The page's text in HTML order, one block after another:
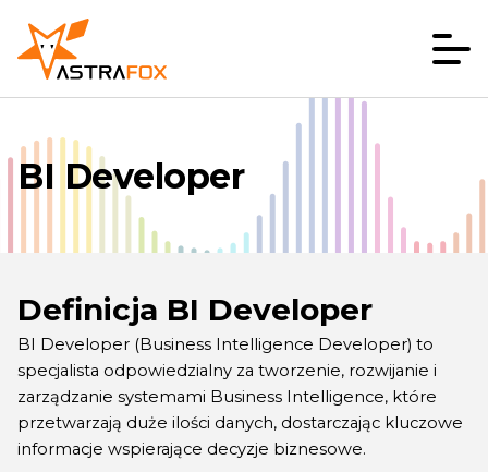
BI Developer
Definicja BI Developer
BI Developer (Business Intelligence Developer) to
specjalista odpowiedzialny za tworzenie, rozwijanie i
zarządzanie systemami Business Intelligence, które
przetwarzają duże ilości danych, dostarczając kluczowe
informacje wspierające decyzje biznesowe.